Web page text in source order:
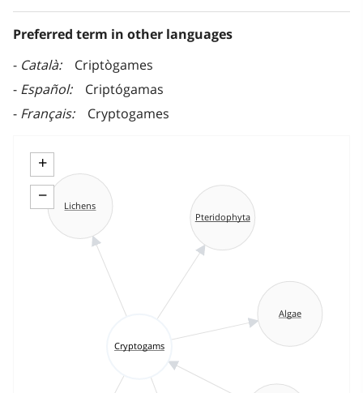
Preferred term in other languages
Català
Criptògames
Español
Criptógamas
Français
Cryptogames
+
−
Algae
Lichens
Cryptogams
Pteridophyta